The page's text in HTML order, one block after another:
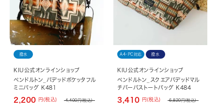
撥水
KIU公式オンラインショップ
ペンドルトン_パデッドポケッタフル
ミニバッグ K481
2,200 円(税込) 4,400円(税込)
A4・PC対応 撥水
KIU公式オンラインショップ
ペンドルトン_スクエアパデッドマル
チパーパストートバッグ K484
3,410 円(税込) 6,820円(税込)